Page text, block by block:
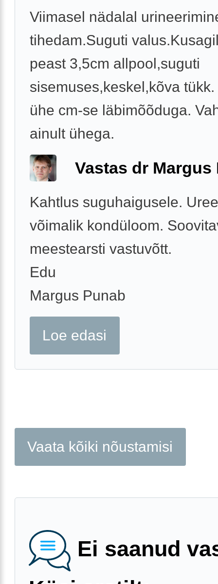
Viimasel nädalal
tihedam.Suguti
peast 3,5cm allpool,suguti
sisemuses,keskel,kõva
ühe cm-se läbimõõduga.
ainult ühega.
Vastas dr Margus
Kahtlus suguhaigusele.
võimalik kondüloom.
meestearsti vastuvõtt.
Edu
Margus Punab
Loe edasi
Vaata kõiki nõustamisi
Ei saanud